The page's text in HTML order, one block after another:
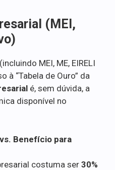
(MEI,
MEI, ME, EIRELI
à “Tabela de Ouro” da
é, sem dúvida, a
disponível no
Benefício para
costuma ser 30%